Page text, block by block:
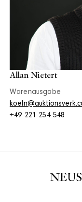
Allan Nietert
Warenausgabe
+49 221 254 548